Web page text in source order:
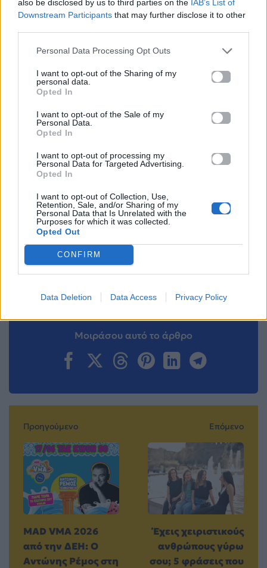
also be disclosed by us to third parties on the IAB’s List of
Downstream Participants that may further disclose it to other
Personal Data Processing Opt Outs
I want to opt-out of the Sharing of my
personal data.
Opted In
I want to opt-out of the Sale of my
Personal Data.
Opted In
I want to opt-out of processing my
Personal Data for Targeted Advertising.
Opted In
I want to opt-out of Collection, Use,
Retention, Sale, and/or Sharing of my
Personal Data that Is Unrelated with the
Purposes for which it was collected.
Opted Out
CONFIRM
Data Deletion Data Access Privacy Policy
δεν χρειάζονται υπερβολική προσπάθεια για να
κλέψουν την παράσταση.
high fashion εμφανίσεις στη Γαλλική Ριβιέρα
Για σχόλια, μηνύματα ή φωτογραφικό υλικό
σχετικά με τοMad.gr
, επισκεφτείτε μας στο
Facebook, επικοινωνήστε μέσω
ακολουθήστε μας στοInstagram
Hollywood Joan Collins
Ακολουθήστε το
Mad.gr στο Google
Ακολουθήστε το
Μοιράσου αυτό το άρθρο
Προηγούμενο
MAD VMA 2026
από την ΔΕΗ: Ο
Αντώνης Ρέμος στη
Επόμενο
Έχεις χειριστικούς
ανθρώπους γύρω
σου; 5 φράσεις που